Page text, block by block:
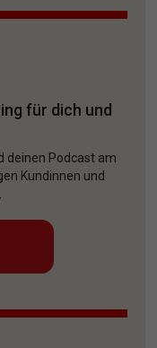
für dich und
deinen Podcast am
Kundinnen und